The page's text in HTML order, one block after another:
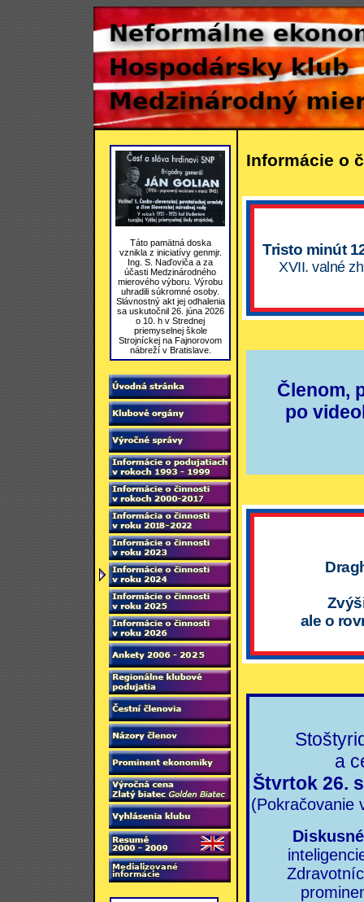
Táto pamätná doska
vznikla z iniciatívy genmjr.
Ing. S. Naďoviča a za
účasti Medzinárodného
mierového výboru. Výrobu
uhradili súkromné osoby.
Slávnostný akt jej odhalenia
sa uskutočnil 26. júna 2026
o 10. h v Strednej
priemyselnej škole
Strojníckej na Fajnorovom
nábreží v Bratislave.
Informácie o
Tristo minút
XVII. valné
Členom,
po
ale o
a
Štvrtok 26.
(Pokračovanie